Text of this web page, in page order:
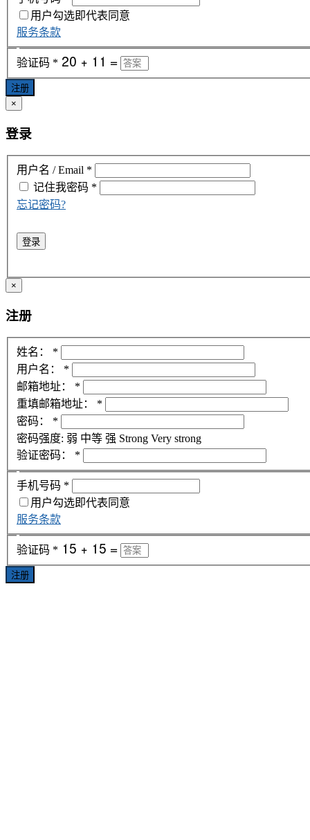
用户勾选即代表同意
服务条款
验证码 *
注册
×
登录
用户名 / Email *
密码 *
记住我
忘记密码?
登录
×
注册
姓名：
*
用户名：
*
邮箱地址：
*
重填邮箱地址：
*
密码：
*
密码强度: 弱 中等 强 Strong Very strong
验证密码：
*
手机号码 *
用户勾选即代表同意
服务条款
验证码 *
注册